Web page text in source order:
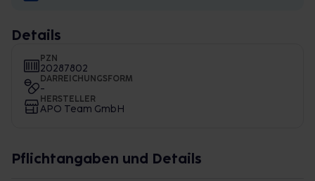
Details
PZN
20287802
DARREICHUNGSFORM
-
HERSTELLER
APO Team GmbH
Pflichtangaben und Details